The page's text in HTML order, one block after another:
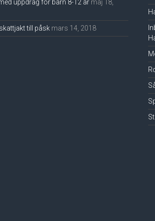
uppdrag för barn 8-12 år maj 18,
till påsk mars 14, 2018